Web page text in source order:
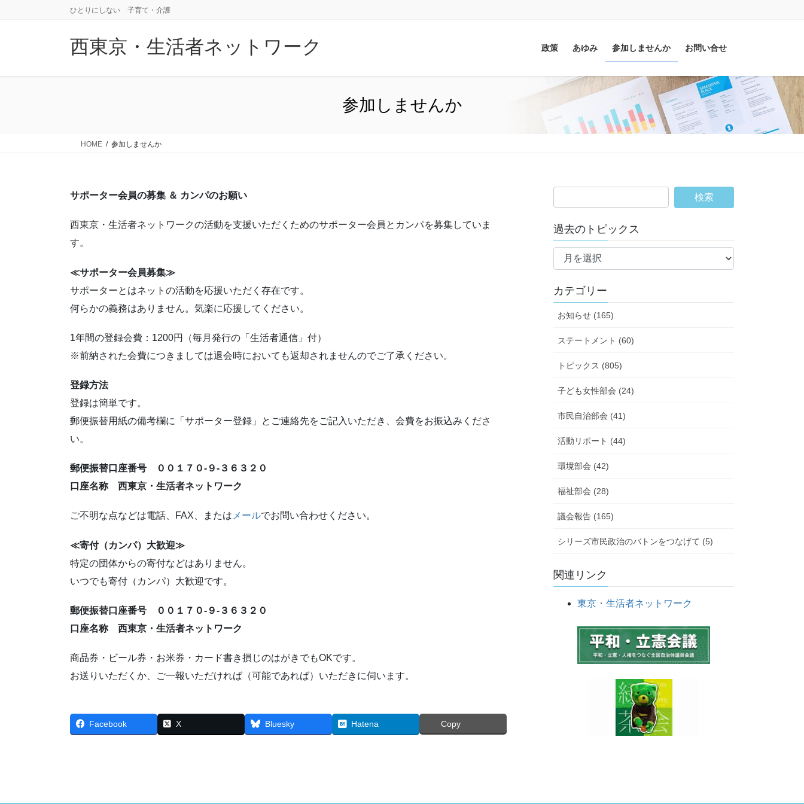
ひとりにしない 子育て・介護
西東京・生活者ネットワーク 政策 あゆみ 参加しませんか お問い合せ
参加しませんか
HOME 参加しませんか
サポーター会員の募集 ＆ カンパのお願い
西東京・生活者ネットワークの活動を支援いただくためのサポーター会員とカンパを募集していま
す。
≪サポーター会員募集≫
サポーターとはネットの活動を応援いただく存在です。
何らかの義務はありません。気楽に応援してください。
1年間の登録会費：1200円（毎月発行の「生活者通信」付）
※前納された会費につきましては退会時においても返却されませんのでご了承ください。
登録方法
登録は簡単です。
郵便振替用紙の備考欄に「サポーター登録」とご連絡先をご記入いただき、会費をお振込みくださ
い。
郵便振替口座番号 ００１７０-９-３６３２０
口座名称 西東京・生活者ネットワーク
ご不明な点などは電話、FAX、または メールでお問い合わせください。
≪寄付（カンパ）大歓迎≫
特定の団体からの寄付などはありません。
いつでも寄付（カンパ）大歓迎です。
郵便振替口座番号 ００１７０-９-３６３２０
口座名称 西東京・生活者ネットワーク
商品券・ビール券・お米券・カード書き損じのはがきでもOKです。
お送りいただくか、ご一報いただければ（可能であれば）いただきに伺います。
Facebook X Bluesky Hatena Copy
過去のトピックス
過
ト
ピ
ッ
カテゴリー
お知らせ (165)
ステートメント (60)
トピックス (805)
子ども女性部会 (24)
市民自治部会 (41)
活動リポート (44)
環境部会 (42)
福祉部会 (28)
議会報告 (165)
シリーズ市民政治のバトンをつなげて (5)
関連リンク
東京・生活者ネットワーク